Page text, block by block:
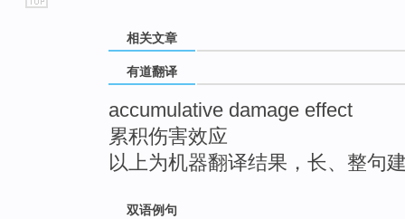
相关文章
有道翻译
accumulative damage effect
累积伤害效应
以上为机器翻译结果，长、整句
双语例句